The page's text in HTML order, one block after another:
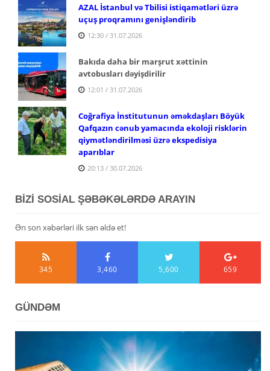
AZAL İstanbul və Tbilisi istiqamətləri üzrə
uçuş proqramını genişləndirib
12:30 / 31.07.2026
Bakıda daha bir marşrut xəttinin
avtobusları dəyişdirilir
12:01 / 31.07.2026
Coğrafiya İnstitutunun əməkdaşları Böyük
Qafqazın cənub yamacında ekoloji risklərin
qiymətləndirilməsi üzrə ekspedisiya
aparıblar
20:13 / 30.07.2026
BİZİ SOSİAL ŞƏBƏKƏLƏRDƏ ARAYIN
Ən son xəbərləri ilk sən əldə et!
345 3,460 5,600 659
GÜNDƏM